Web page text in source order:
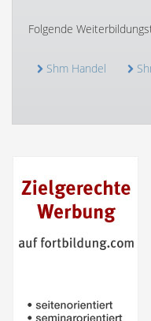
Folgende
Shm Handel